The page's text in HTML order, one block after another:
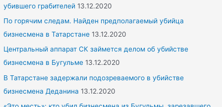
убившего грабителей 13.12.2020
По горячим следам. Найден предполагаемый убийца
бизнесмена в Татарстане 13.12.2020
Центральный аппарат СК займется делом об убийстве
бизнесмена в Бугульме 13.12.2020
В Татарстане задержали подозреваемого в убийстве
бизнесмена Деданина 13.12.2020